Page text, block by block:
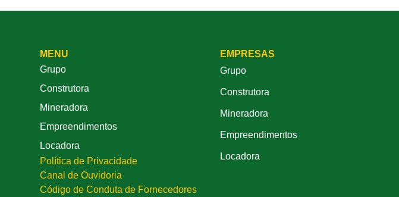
MENU
Grupo
Construtora
Mineradora
Empreendimentos
Locadora
Política de Privacidade
Canal de Ouvidoria
Código de Conduta de Fornecedores
EMPRESAS
Grupo
Construtora
Mineradora
Empreendimentos
Locadora